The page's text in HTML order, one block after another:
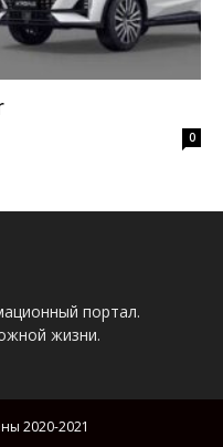
0
портал.
жизни.
2020-2021